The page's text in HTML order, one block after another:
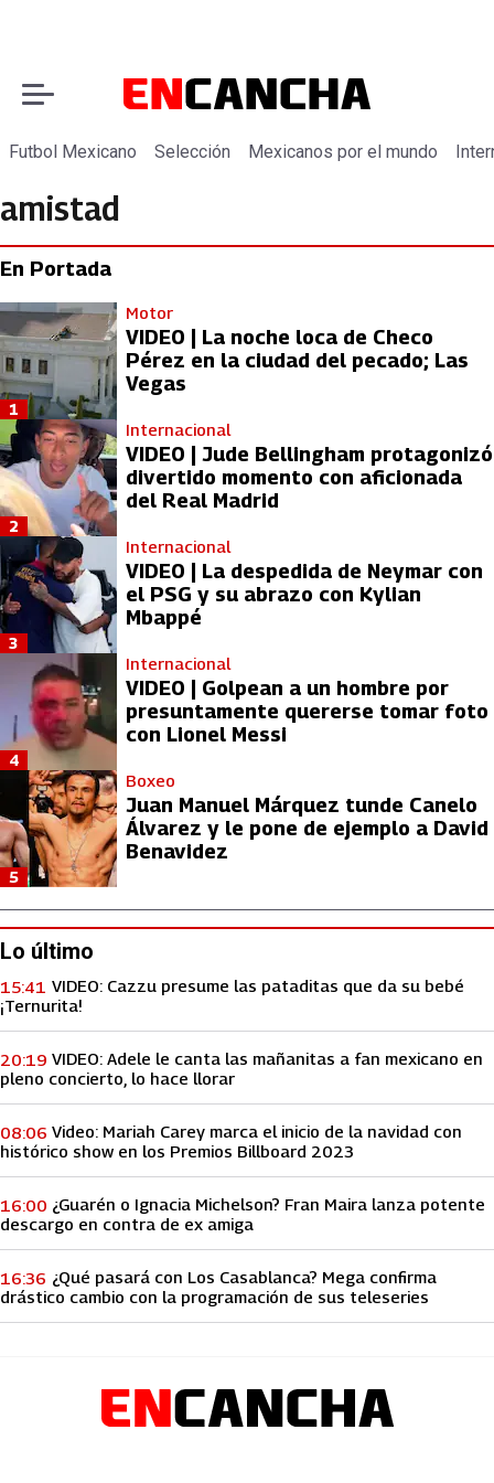
Futbol Mexicano Selección Mexicanos por el mundo
amistad
En Portada
Motor
VIDEO | La noche loca de Checo
Pérez en la ciudad del pecado; Las
Vegas
1
Internacional
VIDEO | Jude Bellingham protagonizó
divertido momento con aficionada
del Real Madrid
2
Internacional
VIDEO | La despedida de Neymar con
el PSG y su abrazo con Kylian
Mbappé
3
Internacional
VIDEO | Golpean a un hombre por
presuntamente quererse tomar foto
con Lionel Messi
4
Boxeo
Juan Manuel Márquez tunde Canelo
Álvarez y le pone de ejemplo a David
Benavidez
5
Lo último
VIDEO: Cazzu presume las pataditas que da su bebé
¡Ternurita!
15:41
VIDEO: Adele le canta las mañanitas a fan mexicano en
pleno concierto, lo hace llorar
20:19
Video: Mariah Carey marca el inicio de la navidad con
histórico show en los Premios Billboard 2023
08:06
¿Guarén o Ignacia Michelson? Fran Maira lanza potente
descargo en contra de ex amiga
16:00
¿Qué pasará con Los Casablanca? Mega confirma
drástico cambio con la programación de sus teleseries
16:36